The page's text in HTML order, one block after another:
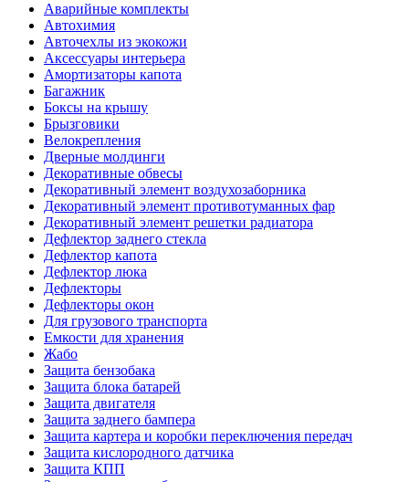
Аварийные комплекты
Автохимия
Авточехлы из экокожи
Аксессуары интерьера
Амортизаторы капота
Багажник
Боксы на крышу
Брызговики
Велокрепления
Дверные молдинги
Декоративные обвесы
Декоративный элемент воздухозаборника
Декоративный элемент противотуманных фар
Декоративный элемент решетки радиатора
Дефлектор заднего стекла
Дефлектор капота
Дефлектор люка
Дефлекторы
Дефлекторы окон
Для грузового транспорта
Емкости для хранения
Жабо
Защита бензобака
Защита блока батарей
Защита двигателя
Защита заднего бампера
Защита картера и коробки переключения передач
Защита кислородного датчика
Защита КПП